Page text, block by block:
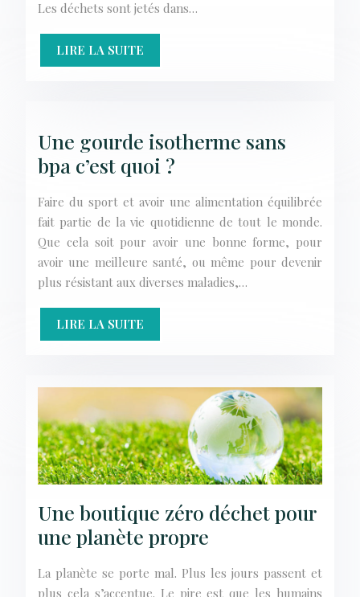
Les déchets sont jetés dans…
LIRE LA SUITE
Une gourde isotherme sans
bpa c’est quoi ?
Faire du sport et avoir une alimentation équilibrée
fait partie de la vie quotidienne de tout le monde.
Que cela soit pour avoir une bonne forme, pour
avoir une meilleure santé, ou même pour devenir
plus résistant aux diverses maladies,…
LIRE LA SUITE
Une boutique zéro déchet pour
une planète propre
La planète se porte mal. Plus les jours passent et
plus cela s’accentue. Le pire est que les humains